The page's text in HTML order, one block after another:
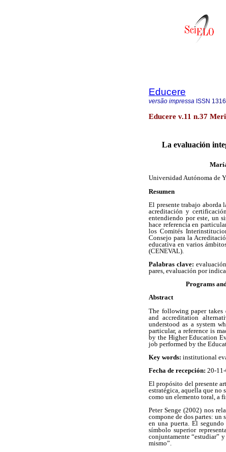
Educere
versão impressa ISSN
Educere v.11 n.37
La evaluación
Universidad Autónoma de
Resumen
El presente trabajo aborda
acreditación y
entendiendo por este, un
hace referencia en
los Comités
Consejo para la
educativa en varios
(CENEVAL).
Palabras clave:
pares, evaluación por
Programs
Abstract
The following paper
and accreditation
understood as a system
particular, a reference is
by the Higher Education
job performed by the
Key words: institutional
Fecha de recepción: 20-11-
El propósito del presente
estratégica, aquella que no
como un elemento toral, a
Peter Senge (2002) nos
compone de dos partes: un
en una puerta. El
símbolo superior
conjuntamente “estudiar”
mismo”.